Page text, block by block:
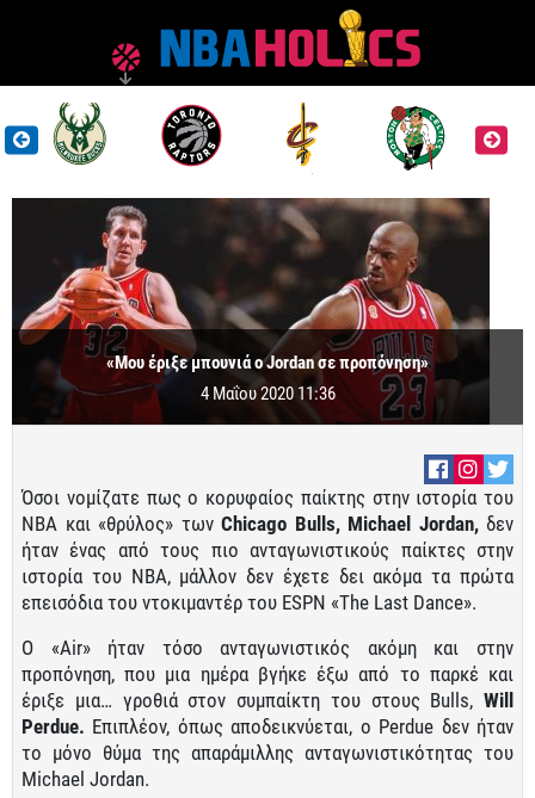
«Μου έριξε μπουνιά ο Jordan σε προπόνηση»
4 Μαΐου 2020 11:36
Όσοι νομίζατε πως ο κορυφαίος παίκτης στην ιστορία του
ΝΒΑ και «θρύλος» των Chicago Bulls, Michael Jordan,δεν
ήταν ένας από τους πιο ανταγωνιστικούς παίκτες στην
ιστορία του ΝΒΑ, μάλλον δεν έχετε δει ακόμα τα πρώτα
επεισόδια του ντοκιμαντέρ του ESPN «The Last Dance».
Ο «Air» ήταν τόσο ανταγωνιστικός ακόμη και στην
προπόνηση, που μια ημέρα βγήκε έξω από το παρκέ και
έριξε μια… γροθιά στον συμπαίκτη του στους Bulls, Will
Perdue. Επιπλέον, όπως αποδεικνύεται, ο Perdue δεν ήταν
το μόνο θύμα της απαράμιλλης ανταγωνιστικότητας του
Michael Jordan.